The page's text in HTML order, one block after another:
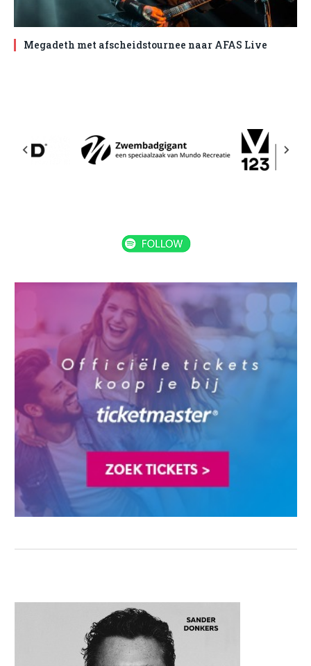
Megadeth met afscheidstournee naar AFAS Live